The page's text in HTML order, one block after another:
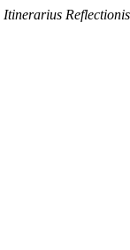
Itinerarius Reflectionis